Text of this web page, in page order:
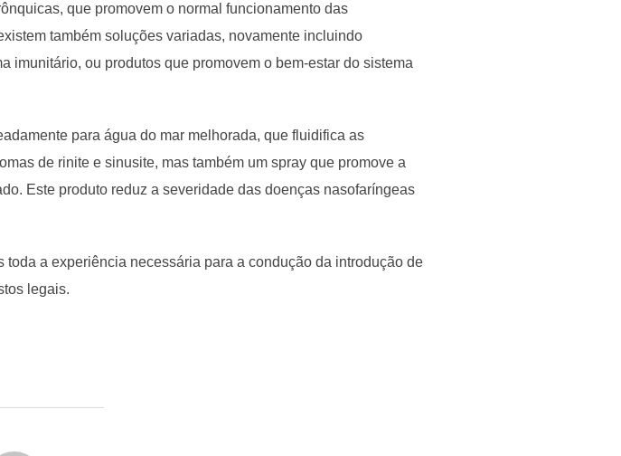
que promovem o normal funcionamento das
também soluções variadas, novamente incluindo
imunitário, ou produtos que promovem o bem-estar do sistema
para água do mar melhorada, que fluidifica as
de rinite e sinusite, mas também um spray que promove a
Este produto reduz a severidade das doenças nasofaríngeas
a experiência necessária para a condução da introdução de
legais.